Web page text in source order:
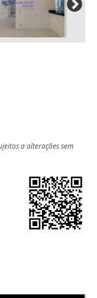
a alterações sem